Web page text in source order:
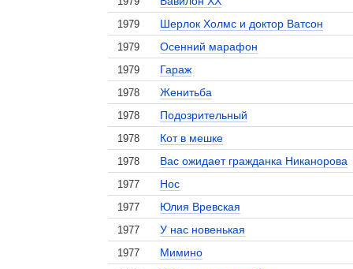
1979 Шерлок Холмс и доктор Ватсон
1979 Осенний марафон
1979 Гараж
1978 Женитьба
1978 Подозрительный
1978 Кот в мешке
1978 Вас ожидает гражданка Никанорова
1977 Нос
1977 Юлия Вревская
1977 У нас новенькая
1977 Мимино